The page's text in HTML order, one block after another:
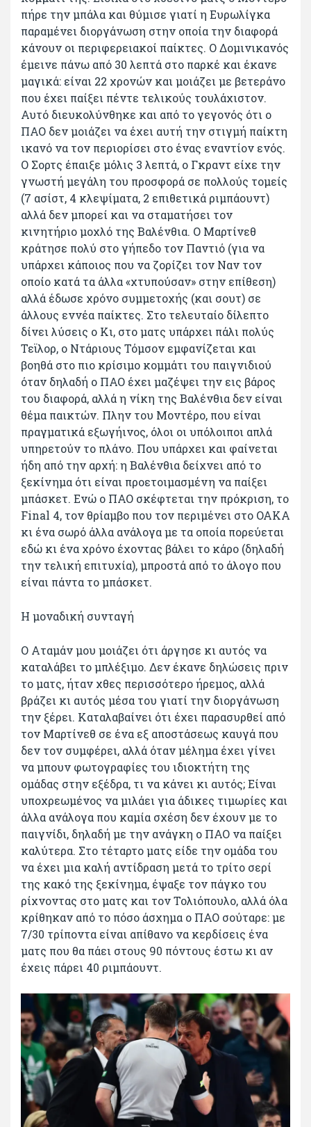
πήρε την μπάλα και θύμισε γιατί η Ευρωλίγκα
παραμένει διοργάνωση στην οποία την διαφορά
κάνουν οι περιφερειακοί παίκτες. Ο Δομινικανός
έμεινε πάνω από 30 λεπτά στο παρκέ και έκανε
μαγικά: είναι 22 χρονών και μοιάζει με βετεράνο
που έχει παίξει πέντε τελικούς τουλάχιστον.
Αυτό διευκολύνθηκε και από το γεγονός ότι ο
ΠΑΟ δεν μοιάζει να έχει αυτή την στιγμή παίκτη
ικανό να τον περιορίσει στο ένας εναντίον ενός.
Ο Σορτς έπαιξε μόλις 3 λεπτά, ο Γκραντ είχε την
γνωστή μεγάλη του προσφορά σε πολλούς τομείς
(7 ασίστ, 4 κλεψίματα, 2 επιθετικά ριμπάουντ)
αλλά δεν μπορεί και να σταματήσει τον
κινητήριο μοχλό της Βαλένθια. Ο Μαρτίνεθ
κράτησε πολύ στο γήπεδο τον Παντιό (για να
υπάρχει κάποιος που να ζορίζει τον Ναν τον
οποίο κατά τα άλλα «χτυπούσαν» στην επίθεση)
αλλά έδωσε χρόνο συμμετοχής (και σουτ) σε
άλλους εννέα παίκτες. Στο τελευταίο δίλεπτο
δίνει λύσεις ο Κι, στο ματς υπάρχει πάλι πολύς
Τεϊλορ, ο Ντάριους Τόμσον εμφανίζεται και
βοηθά στο πιο κρίσιμο κομμάτι του παιγνιδιού
όταν δηλαδή ο ΠΑΟ έχει μαζέψει την εις βάρος
του διαφορά, αλλά η νίκη της Βαλένθια δεν είναι
θέμα παικτών. Πλην του Μοντέρο, που είναι
πραγματικά εξωγήινος, όλοι οι υπόλοιποι απλά
υπηρετούν το πλάνο. Που υπάρχει και φαίνεται
ήδη από την αρχή: η Βαλένθια δείχνει από το
ξεκίνημα ότι είναι προετοιμασμένη να παίξει
μπάσκετ. Ενώ ο ΠΑΟ σκέφτεται την πρόκριση, το
Final 4, τον θρίαμβο που τον περιμένει στο ΟΑΚΑ
κι ένα σωρό άλλα ανάλογα με τα οποία πορεύεται
εδώ κι ένα χρόνο έχοντας βάλει το κάρο (δηλαδή
την τελική επιτυχία), μπροστά από το άλογο που
είναι πάντα το μπάσκετ.
Η μοναδική συνταγή
Ο Αταμάν μου μοιάζει ότι άργησε κι αυτός να
καταλάβει το μπλέξιμο. Δεν έκανε δηλώσεις πριν
το ματς, ήταν χθες περισσότερο ήρεμος, αλλά
βράζει κι αυτός μέσα του γιατί την διοργάνωση
την ξέρει. Καταλαβαίνει ότι έχει παρασυρθεί από
τον Μαρτίνεθ σε ένα εξ αποστάσεως καυγά που
δεν τον συμφέρει, αλλά όταν μέλημα έχει γίνει
να μπουν φωτογραφίες του ιδιοκτήτη της
ομάδας στην εξέδρα, τι να κάνει κι αυτός; Είναι
υποχρεωμένος να μιλάει για άδικες τιμωρίες και
άλλα ανάλογα που καμία σχέση δεν έχουν με το
παιγνίδι, δηλαδή με την ανάγκη ο ΠΑΟ να παίξει
καλύτερα. Στο τέταρτο ματς είδε την ομάδα του
να έχει μια καλή αντίδραση μετά το τρίτο σερί
της κακό της ξεκίνημα, έψαξε τον πάγκο του
ρίχνοντας στο ματς και τον Τολιόπουλο, αλλά όλα
κρίθηκαν από το πόσο άσχημα ο ΠΑΟ σούταρε: με
7/30 τρίποντα είναι απίθανο να κερδίσεις ένα
ματς που θα πάει στους 90 πόντους έστω κι αν
έχεις πάρει 40 ριμπάουντ.